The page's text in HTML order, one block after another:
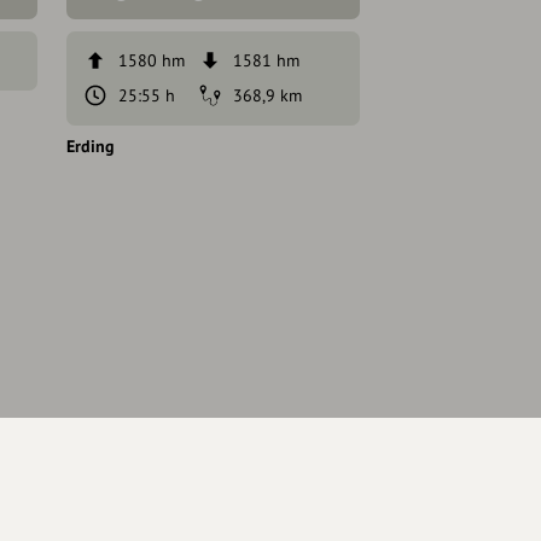
1580 hm
1581 hm
25:55 h
368,9 km
Erding